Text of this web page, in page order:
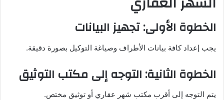
الخطوة الأولى: تجهيز البيانات
يجب إعداد كافة بيانات الأطراف وصياغة التوكيل بصورة دقيقة.
الخطوة الثانية: التوجه إلى مكتب التوثيق
يتم التوجه إلى أقرب مكتب شهر عقاري أو توثيق مختص.